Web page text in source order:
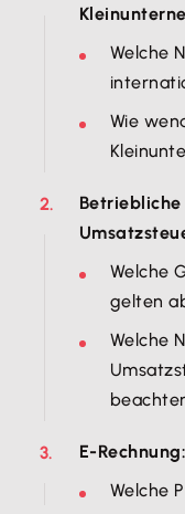
Welche
Wie
Welche
gelten
Welche
E-Rechnung:
Welche